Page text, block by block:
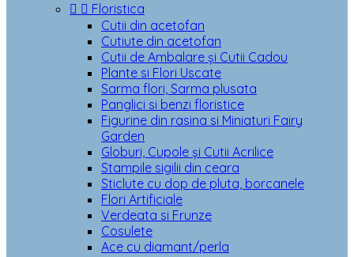
  Floristica
Cutii din acetofan
Cutiute din acetofan
Cutii de Ambalare și Cutii Cadou
Plante si Flori Uscate
Sarma flori, Sarma plusata
Panglici si benzi floristice
Figurine din rasina si Miniaturi Fairy
Garden
Globuri, Cupole și Cutii Acrilice
Stampile sigilii din ceara
Sticlute cu dop de pluta, borcanele
Flori Artificiale
Verdeata si Frunze
Cosulete
Ace cu diamant/perla